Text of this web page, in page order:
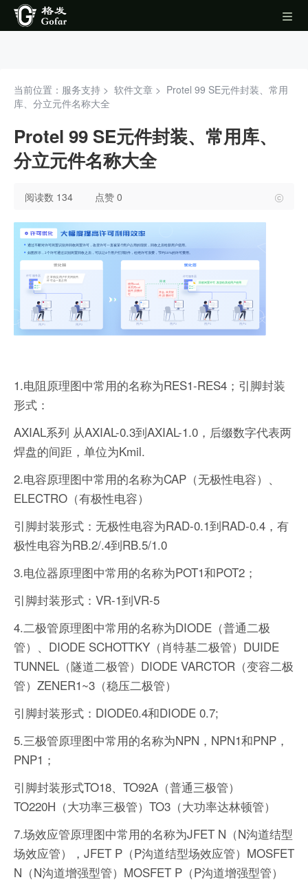
当前位置：服务支持 > 软件文章 > Protel 99 SE元件封装、常用
库、分立元件名称大全
Protel 99 SE元件封装、常用库、
分立元件名称大全
阅读数 134 点赞 0
1.电阻原理图中常用的名称为RES1-RES4；引脚封装
形式：
AXIAL系列 从AXIAL-0.3到AXIAL-1.0，后缀数字代表两
焊盘的间距，单位为Kmil.
2.电容原理图中常用的名称为CAP（无极性电容）、
ELECTRO（有极性电容）
引脚封装形式：无极性电容为RAD-0.1到RAD-0.4，有
极性电容为RB.2/.4到RB.5/1.0
3.电位器原理图中常用的名称为POT1和POT2；
引脚封装形式：VR-1到VR-5
4.二极管原理图中常用的名称为DIODE（普通二极
管）、DIODE SCHOTTKY（肖特基二极管）DUIDE
TUNNEL（隧道二极管）DIODE VARCTOR（变容二极
管）ZENER1~3（稳压二极管）
引脚封装形式：DIODE0.4和DIODE 0.7;
5.三极管原理图中常用的名称为NPN，NPN1和PNP，
PNP1；
引脚封装形式TO18、TO92A（普通三极管）
TO220H（大功率三极管）TO3（大功率达林顿管）
7.场效应管原理图中常用的名称为JFET N（N沟道结型
场效应管），JFET P（P沟道结型场效应管）MOSFET
N（N沟道增强型管）MOSFET P（P沟道增强型管）